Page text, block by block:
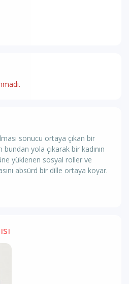
sonucu ortaya çıkan bir
yola çıkarak bir kadının
yüklenen sosyal roller ve
absürd bir dille ortaya koyar.